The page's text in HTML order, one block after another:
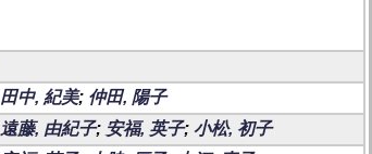
田中, 紀美; 仲田, 陽子
遠藤, 由紀子; 安福, 英子; 小松, 初子